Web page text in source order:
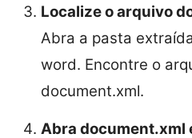
Localize o arquivo
Abra a pasta
word. Encontre o
document.xml.
Abra document.xml